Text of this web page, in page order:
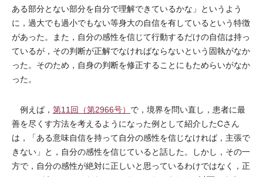
ある部分とない部分を自分で理解できているかな」というよう
に，過大でも過小でもない等身大の自信を有しているという特徴
があった。また，自分の感性を信じて行動するだけの自信は持っ
ているが，その判断が正解でなければならないという固執がなか
った。そのため，自身の判断を修正することにもためらいがなか
った。
例えば， 第11回（第2966号） で，境界を問い直し，患者に最
善を尽くす方法を考えるようになった例として紹介したCさん
は，「ある意味自信を持って自分の感性を信じなければ，主張で
きない」と，自分の感性を信じていると話した。しかし，その一
方で，自分の感性が絶対に正しいと思っているわけではなく，正